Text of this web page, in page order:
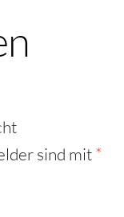
sind mit*